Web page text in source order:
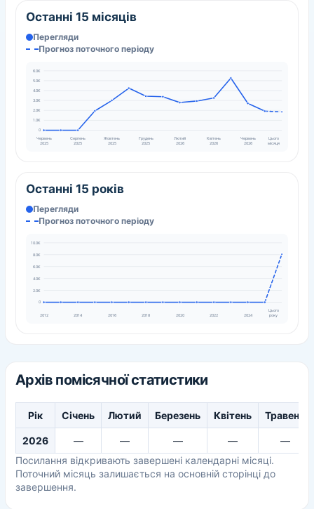
Останні 15 місяців
Перегляди
Прогноз поточного періоду
6.0K
5.0K
4.0K
3.0K
2.0K
1.0K
0
Червень
2025
Серпень
2025
Жовтень
2025
Грудень
2025
Лютий
2026
Квітень
2026
Червень
2026
Цього
місяця
Останні 15 років
Перегляди
Прогноз поточного періоду
10.0K
8.0K
6.0K
4.0K
2.0K
0
2012 2014 2016 2018 2020 2022 2024
Цього
року
Архів помісячної статистики
Рік Січень Лютий Березень Квітень Травень
2026 — — — —
—
Посилання відкривають завершені календарні місяці.
Поточний місяць залишається на основній сторінці до
завершення.